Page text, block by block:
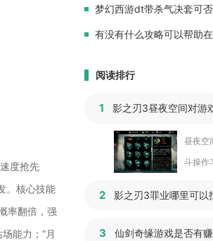
度抢先
。核心技能
率翻倍，强
能力；“月
梦幻西游dt带杀气决套可
阅读排行
1 影之刃3昼夜空间对游
昼夜空
斗操作
2 影之刃3罪业哪里可以
3 仙剑奇缘游戏是否有